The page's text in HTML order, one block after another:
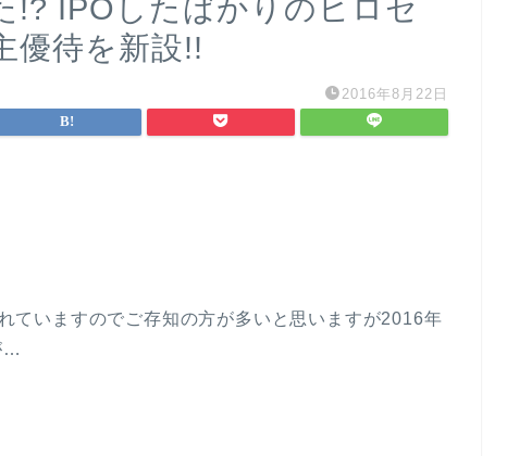
!? IPOしたばかりのヒロセ
優待を新設!!
2016年8月22日
ていますのでご存知の方が多いと思いますが2016年
…